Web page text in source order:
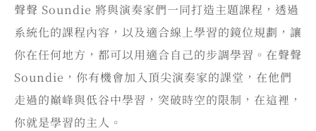
聲聲 Soundie 將與演奏家們一同打造主題課程，透過
系統化的課程內容，以及適合線上學習的鏡位規劃，讓
你在任何地方，都可以用適合自己的步調學習。在聲聲
Soundie，你有機會加入頂尖演奏家的課堂，在他們
走過的巔峰與低谷中學習，突破時空的限制，在這裡，
你就是學習的主人。